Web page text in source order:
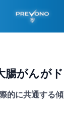
PREVONO
がんが
的に共通する